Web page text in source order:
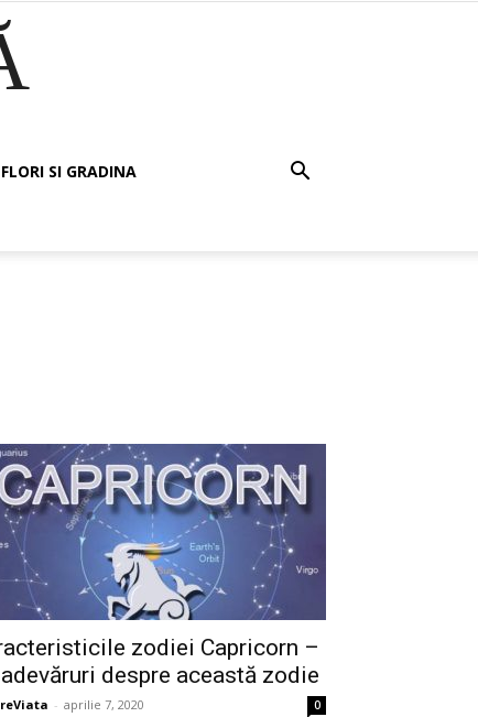
FLORI SI GRADINA
zodiei Capricorn –
despre această zodie
- aprilie 7, 2020 0